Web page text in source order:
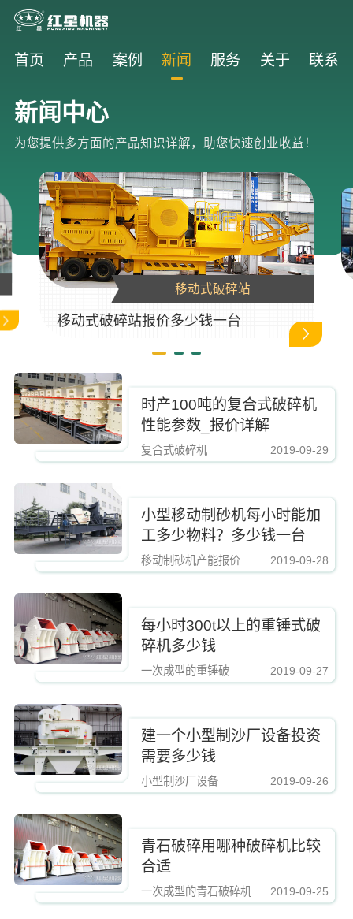
首页 产品 案例 新闻 服务 关于 联系
新闻中心
为您提供多方面的产品知识详解，助您快速创业收益！
移动式破碎站
移动式破碎站报价多少钱一台
https://www.zhishaji.cn/Upload/Editor/image/20190810112421_74657.jpg,
时产100吨的复合式破碎机
性能参数_报价详解
复合式破碎机 2019-09-29
https://www.zhishaji.cn/Upload/Editor/image/
小型移动制砂机每小时能加
工多少物料？多少钱一台
移动制砂机产能报价 2019-09-28
https://www.zhishaji.cn/Upload/Editor/image/
每小时300t以上的重锤式破
碎机多少钱
一次成型的重锤破 2019-09-27
https://www.zhishaji.cn/Upload/Editor/image/
建一个小型制沙厂设备投资
需要多少钱
小型制沙厂设备 2019-09-26
https://www.zhishaji.cn/Upload/Editor/image/
青石破碎用哪种破碎机比较
合适
一次成型的青石破碎机 2019-09-25